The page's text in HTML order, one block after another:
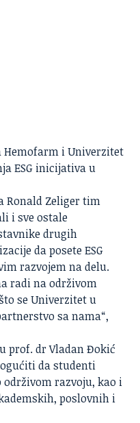
i Univerzitet
ESG inicijativa u
Ronald Zeliger tim
i sve ostale
drugih
da posete ESG
razvojem na delu.
radi na održivom
se Univerzitet u
sa nama“,
prof. dr Vladan Đokić
da studenti
održivom razvoju, kao i
poslovnih i